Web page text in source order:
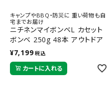
キャンプやBBQ・防災に 重い荷物も自
宅までお届け
ニチネンマイボンベL カセット
ボンベ 250g 48本 アウトドア
災害備蓄 非常用 避難用 防災
停電対策 大容量 ローリングス
トック 3本パック16組
¥7,199 税込
カートに入れる